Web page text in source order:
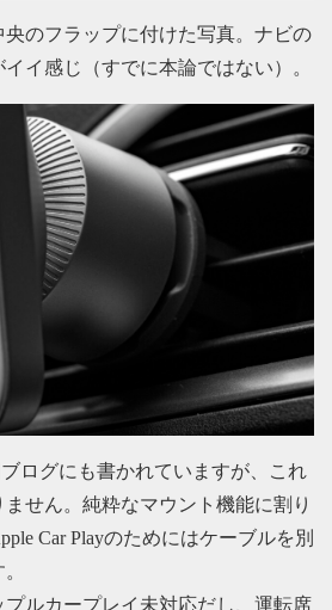
のフラップに付けた写真。ナビの
イ感じ（すでに本論ではない）。
ログにも書かれていますが、これ
せん。純粋なマウント機能に割り
Car Playのためにはケーブルを別
ルカープレイ未対応だし、運転席